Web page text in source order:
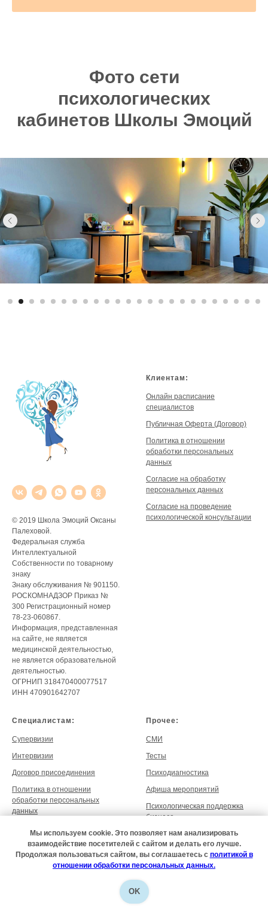
Фото сети
психологических
кабинетов Школы Эмоций
© 2019 Школа Эмоций Оксаны
Палеховой.
Федеральная служба
Интеллектуальной
Собственности по товарному
знаку
Знаку обслуживания № 901150.
РОСКОМНАДЗОР Приказ №
300 Регистрационный номер
78-23-060867.
Информация, представленная
на сайте, не является
медицинской деятельностью,
не является образовательной
деятельностью.
ОГРНИП 318470400077517
ИНН 470901642707
Клиентам:
Онлайн расписание
специалистов
Публичная Оферта (Договор)
Политика в отношении
обработки персональных
данных
Согласие на обработку
персональных данных
Согласие на проведение
психологической консультации
Специалистам:
Супервизии
Интервизии
Договор присоединения
Политика в отношении
обработки персональных
данных
персональных данных
Прочее:
СМИ
Тесты
Психодиагностика
Афиша мероприятий
Психологическая поддержка
бизнеса
VK
Мы используем cookie. Это позволяет нам анализировать
взаимодействие посетителей с сайтом и делать его лучше.
Продолжая пользоваться сайтом, вы соглашаетесь с политикой в
отношении обработки персональных данных.
OK